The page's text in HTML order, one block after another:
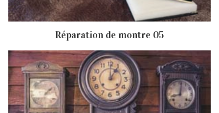
Réparation de montre 05